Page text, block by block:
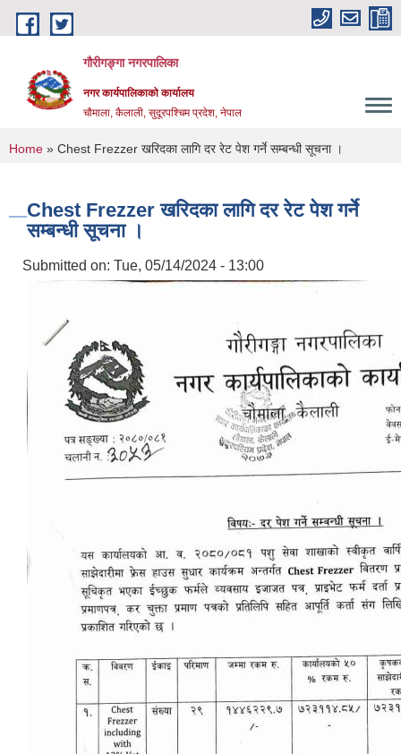
Skip to main content
गौरीगङ्गा नगरपालिका
नगर कार्यपालिकाको कार्यालय
चौमाला, कैलाली, सुदूरपश्चिम प्रदेश, नेपाल
You are here
Home » Chest Frezzer खरिदका लागि दर रेट पेश गर्ने सम्बन्धी सूचना ।
Chest Frezzer खरिदका लागि दर रेट पेश गर्ने
सम्बन्धी सूचना ।
Submitted on: Tue, 05/14/2024 - 13:00